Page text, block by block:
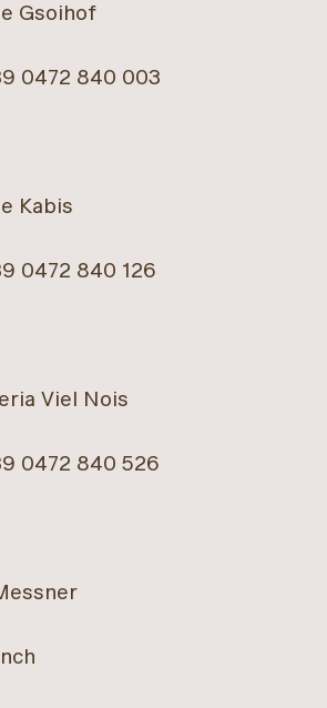
Gsoihof
0472 840 003
Kabis
0472 840 126
Viel Nois
0472 840 526